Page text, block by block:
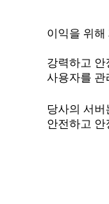
이익을 위해
강력하고
사용자를 관
당사의 서버
안전하고